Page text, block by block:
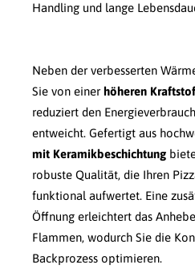
Handling und lange
Neben der verbesserten
Sie von einer höheren
reduziert den
entweicht. Gefertigt aus
mit Keramikbeschichtung
robuste Qualität, die Ihren
funktional aufwertet. Eine
Öffnung erleichtert das
Flammen, wodurch Sie die
Backprozess optimieren.